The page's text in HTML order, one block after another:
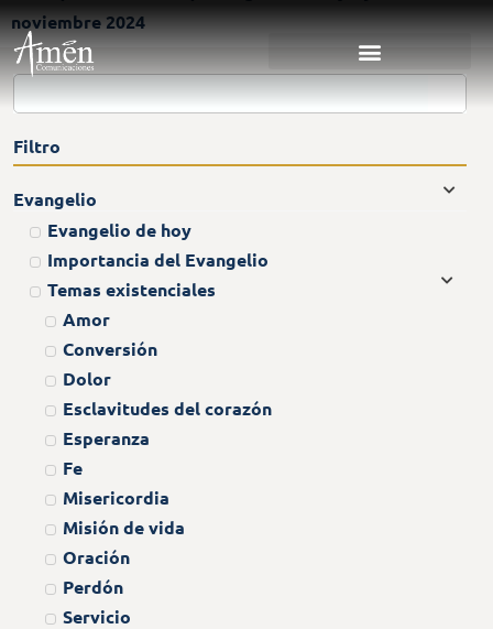
noviembre 2024
Filtro
Evangelio
Evangelio de hoy
Importancia del Evangelio
Temas existenciales
Amor
Conversión
Dolor
Esclavitudes del corazón
Esperanza
Fe
Misericordia
Misión de vida
Oración
Perdón
Servicio